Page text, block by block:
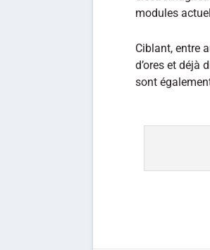
modules
Ciblant, entre
d’ores et déjà
sont